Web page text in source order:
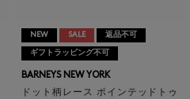
NEW SALE 返品不可
ギフトラッピング不可
BARNEYS NEW YORK
ドット柄レース ポインテッドトゥ